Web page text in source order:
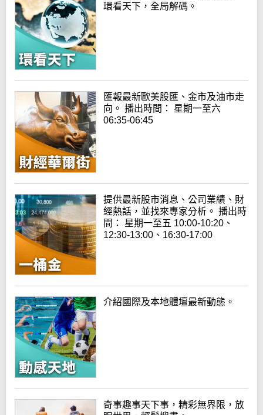
環看天下，全局解碼。
匯報最新歐美股匯、金市及油市走
向。 播出時間： 星期一至六
06:35-06:45
提供最新股市消息、公司業績、財
經熱話，並找來專家分析。 播出時
間： 星期一至五 10:00-10:20、
12:30-13:00、16:30-17:00
介紹國際及本地體壇最新動態。
奇事趣事天下事，精彩無界限，放